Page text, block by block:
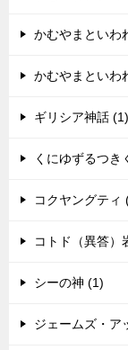
かむやまといわ
かむやまといわ
ギリシア神話 (1)
くにゆずるつき
コクヤングティ
コトド（異答）
シーの神 (1)
ジェームズ・ア